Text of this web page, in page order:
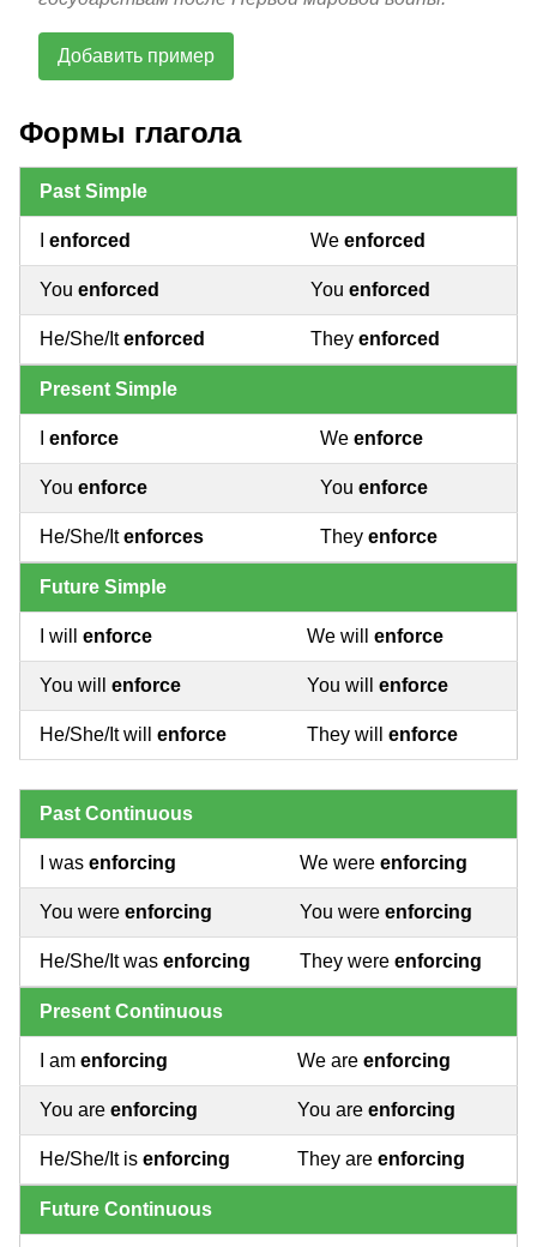
Добавить пример
Формы глагола
Past Simple
enforced We enforced
You enforced You enforced
He/She/Itenforced They enforced
Present Simple
enforce We enforce
You enforce You enforce
He/She/Itenforces They enforce
Future Simple
I will enforce We will enforce
You will enforce You will enforce
He/She/It will enforce They will enforce
Past Continuous
I was enforcing We were enforcing
You were enforcing You were enforcing
He/She/It was enforcing They were enforcing
Present Continuous
I am enforcing We are enforcing
You are enforcing You are enforcing
He/She/It is enforcing They are enforcing
Future Continuous